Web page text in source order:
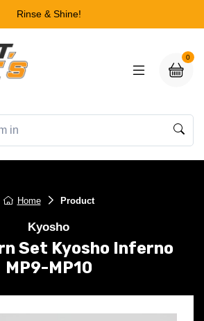
Rinse & Shine!
0
Home Product
Kyosho
Set Kyosho Inferno
MP9-MP10